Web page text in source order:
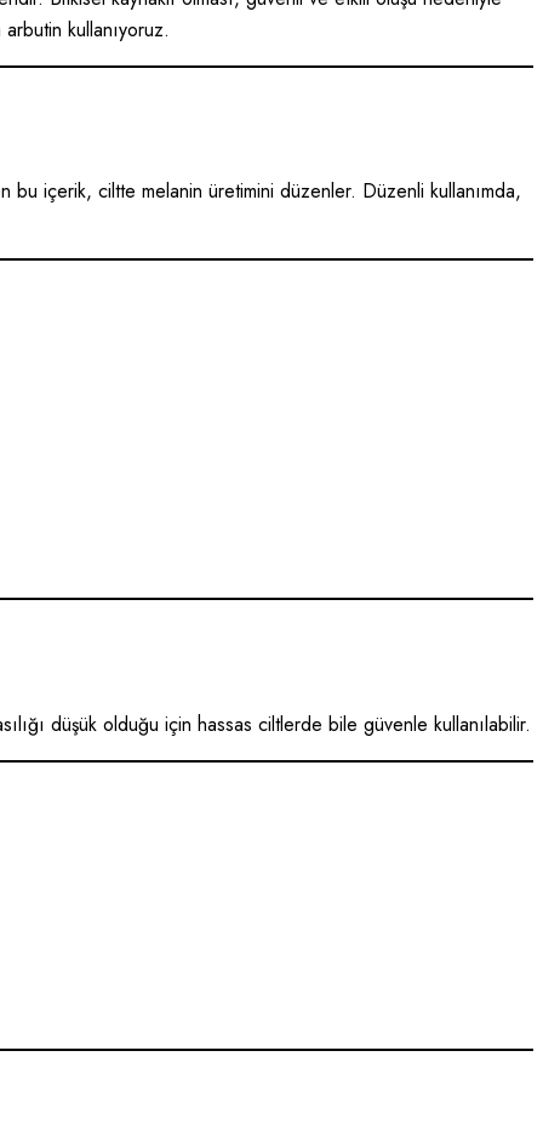
kullanıyoruz.
içerik, ciltte melanin üretimini düzenler. Düzenli kullanımda,
düşük olduğu için hassas ciltlerde bile güvenle kullanılabilir.